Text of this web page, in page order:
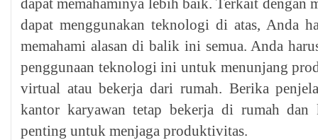
dapat menggunakan teknologi di atas, Anda
memahami alasan di balik ini semua. Anda
penggunaan teknologi ini untuk menunjang
virtual atau bekerja dari rumah. Berika
kantor karyawan tetap bekerja di rumah dan
penting untuk menjaga produktivitas.